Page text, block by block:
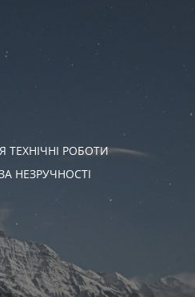
ТЕХНІЧНІ РОБОТИ
НЕЗРУЧНОСТІ